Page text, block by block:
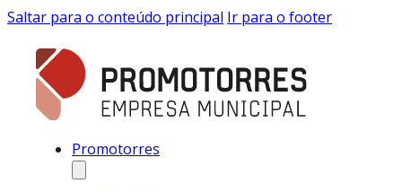
Saltar para o conteúdo principal Ir para o footer
Promotorres